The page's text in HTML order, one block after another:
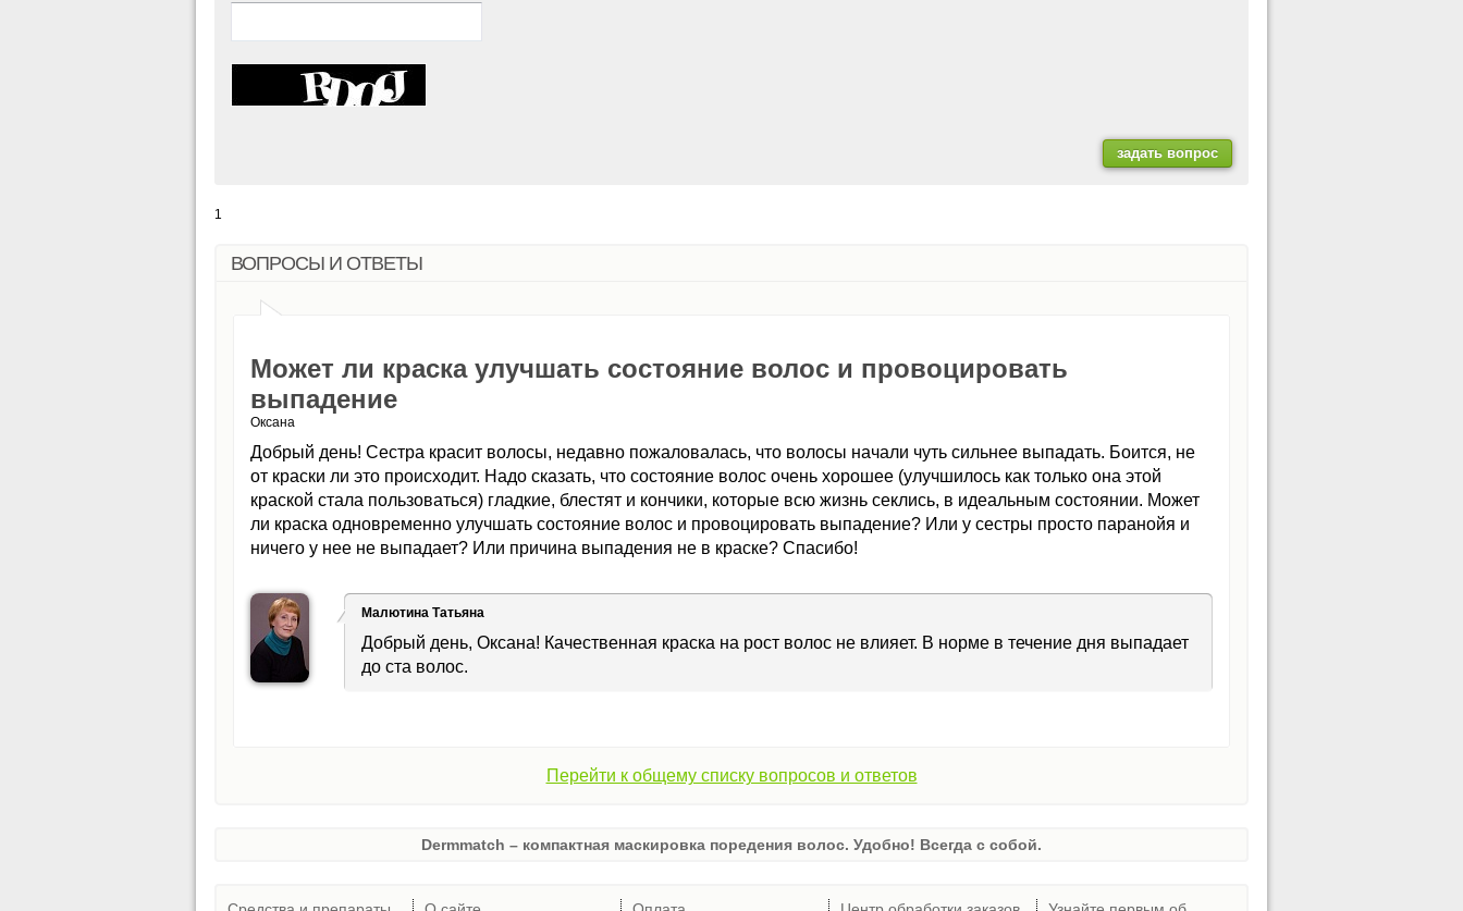
1
ВОПРОСЫ И ОТВЕТЫ
Может ли краска улучшать состояние волос и провоцировать
выпадение
Оксана
Добрый день! Сестра красит волосы, недавно пожаловалась, что волосы начали чуть сильнее выпадать. Боится, не
от краски ли это происходит. Надо сказать, что состояние волос очень хорошее (улучшилось как только она этой
краской стала пользоваться) гладкие, блестят и кончики, которые всю жизнь секлись, в идеальным состоянии. Может
ли краска одновременно улучшать состояние волос и провоцировать выпадение? Или у сестры просто паранойя и
ничего у нее не выпадает? Или причина выпадения не в краске? Спасибо!
Малютина Татьяна
Добрый день, Оксана! Качественная краска на рост волос не влияет. В норме в течение дня выпадает
до ста волос.
Перейти к общему списку вопросов и ответов
Dermmatch – компактная маскировка поредения волос. Удобно! Всегда с собой.